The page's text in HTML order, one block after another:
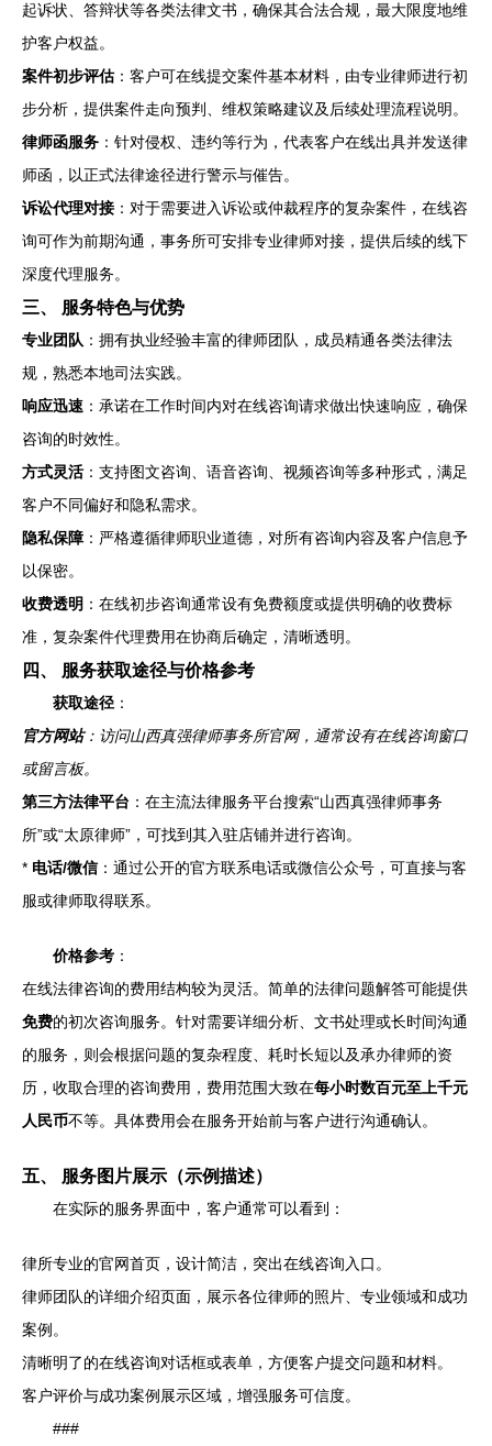
起诉状、答辩状等各类法律文书，确保其合法合规，最大限度地维
护客户权益。
案件初步评估：客户可在线提交案件基本材料，由专业律师进行初
步分析，提供案件走向预判、维权策略建议及后续处理流程说明。
律师函服务 ：针对侵权、违约等行为，代表客户在线出具并发送律
师函，以正式法律途径进行警示与催告。
诉讼代理对接 ：对于需要进入诉讼或仲裁程序的复杂案件，在线咨
询可作为前期沟通，事务所可安排专业律师对接，提供后续的线下
深度代理服务。
三、 服务特色与优势
专业团队 ：拥有执业经验丰富的律师团队，成员精通各类法律法
规，熟悉本地司法实践。
响应迅速 ：承诺在工作时间内对在线咨询请求做出快速响应，确保
咨询的时效性。
方式灵活 ：支持图文咨询、语音咨询、视频咨询等多种形式，满足
客户不同偏好和隐私需求。
隐私保障 ：严格遵循律师职业道德，对所有咨询内容及客户信息予
以保密。
收费透明 ：在线初步咨询通常设有免费额度或提供明确的收费标
准，复杂案件代理费用在协商后确定，清晰透明。
四、 服务获取途径与价格参考
获取途径 ：
官方网站：访问山西真强律师事务所官网，通常设有在线咨询窗口
或留言板。
第三方法律平台 ：在主流法律服务平台搜索“山西真强律师事务
所”或“太原律师”，可找到其入驻店铺并进行咨询。
* 电话/微信：通过公开的官方联系电话或微信公众号，可直接与客
服或律师取得联系。
价格参考 ：
在线法律咨询的费用结构较为灵活。简单的法律问题解答可能提供
免费的初次咨询服务。针对需要详细分析、文书处理或长时间沟通
的服务，则会根据问题的复杂程度、耗时长短以及承办律师的资
历，收取合理的咨询费用，费用范围大致在每小时数百元至上千元
人民币不等。具体费用会在服务开始前与客户进行沟通确认。
五、 服务图片展示（示例描述）
在实际的服务界面中，客户通常可以看到：
律所专业的官网首页，设计简洁，突出在线咨询入口。
律师团队的详细介绍页面，展示各位律师的照片、专业领域和成功
案例。
清晰明了的在线咨询对话框或表单，方便客户提交问题和材料。
客户评价与成功案例展示区域，增强服务可信度。
###